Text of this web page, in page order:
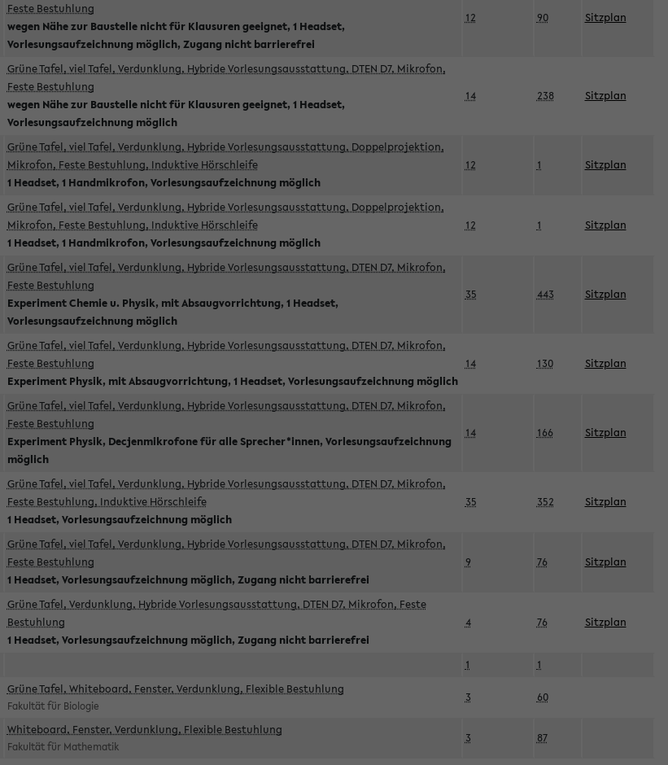
Feste Bestuhlung
wegen Nähe zur Baustelle nicht für Klausuren geeignet, 1 Headset,
Vorlesungsaufzeichnung möglich, Zugang nicht barrierefrei
12 90 Sitzplan
Grüne Tafel, viel Tafel, Verdunklung, Hybride Vorlesungsausstattung, DTEN D7, Mikrofon,
Feste Bestuhlung
wegen Nähe zur Baustelle nicht für Klausuren geeignet, 1 Headset,
Vorlesungsaufzeichnung möglich
14 238 Sitzplan
Grüne Tafel, viel Tafel, Verdunklung, Hybride Vorlesungsausstattung, Doppelprojektion,
Mikrofon, Feste Bestuhlung, Induktive Hörschleife
1 Headset, 1 Handmikrofon, Vorlesungsaufzeichnung möglich
12 1 Sitzplan
Grüne Tafel, viel Tafel, Verdunklung, Hybride Vorlesungsausstattung, Doppelprojektion,
Mikrofon, Feste Bestuhlung, Induktive Hörschleife
1 Headset, 1 Handmikrofon, Vorlesungsaufzeichnung möglich
12 1 Sitzplan
Grüne Tafel, viel Tafel, Verdunklung, Hybride Vorlesungsausstattung, DTEN D7, Mikrofon,
Feste Bestuhlung
Experiment Chemie u. Physik, mit Absaugvorrichtung, 1 Headset,
Vorlesungsaufzeichnung möglich
35 443 Sitzplan
Grüne Tafel, viel Tafel, Verdunklung, Hybride Vorlesungsausstattung, DTEN D7, Mikrofon,
Feste Bestuhlung
Experiment Physik, mit Absaugvorrichtung, 1 Headset, Vorlesungsaufzeichnung möglich
14 130 Sitzplan
Grüne Tafel, viel Tafel, Verdunklung, Hybride Vorlesungsausstattung, DTEN D7, Mikrofon,
Feste Bestuhlung
Experiment Physik, Decjenmikrofone für alle Sprecher*innen, Vorlesungsaufzeichnung
möglich
14 166 Sitzplan
Grüne Tafel, viel Tafel, Verdunklung, Hybride Vorlesungsausstattung, DTEN D7, Mikrofon,
Feste Bestuhlung, Induktive Hörschleife
1 Headset, Vorlesungsaufzeichnung möglich
35 352 Sitzplan
Grüne Tafel, viel Tafel, Verdunklung, Hybride Vorlesungsausstattung, DTEN D7, Mikrofon,
Feste Bestuhlung
1 Headset, Vorlesungsaufzeichnung möglich, Zugang nicht barrierefrei
9 76 Sitzplan
Grüne Tafel, Verdunklung, Hybride Vorlesungsausstattung, DTEN D7, Mikrofon, Feste
Bestuhlung
1 Headset, Vorlesungsaufzeichnung möglich, Zugang nicht barrierefrei
4 76 Sitzplan
1 1
Grüne Tafel, Whiteboard, Fenster, Verdunklung, Flexible Bestuhlung
Fakultät für Biologie
3 60
Whiteboard, Fenster, Verdunklung, Flexible Bestuhlung
Fakultät für Mathematik
3 87